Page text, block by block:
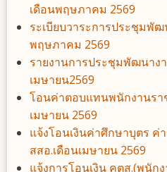
เดือนพฤษภาคม 2569
ระเบียบวาระการประชุมพั
พฤษภาคม 2569
รายงานการประชุมพัฒนาง
เมษายน2569
โอนค่าตอบแทนพนักงานรา
เมษายน 2569
แจ้งโอนเงินค่าศึกษาบุตร ค่
สสอ.เดือนเมษายน 2569
แจ้งการโอนเงิน คตส.(พนัก